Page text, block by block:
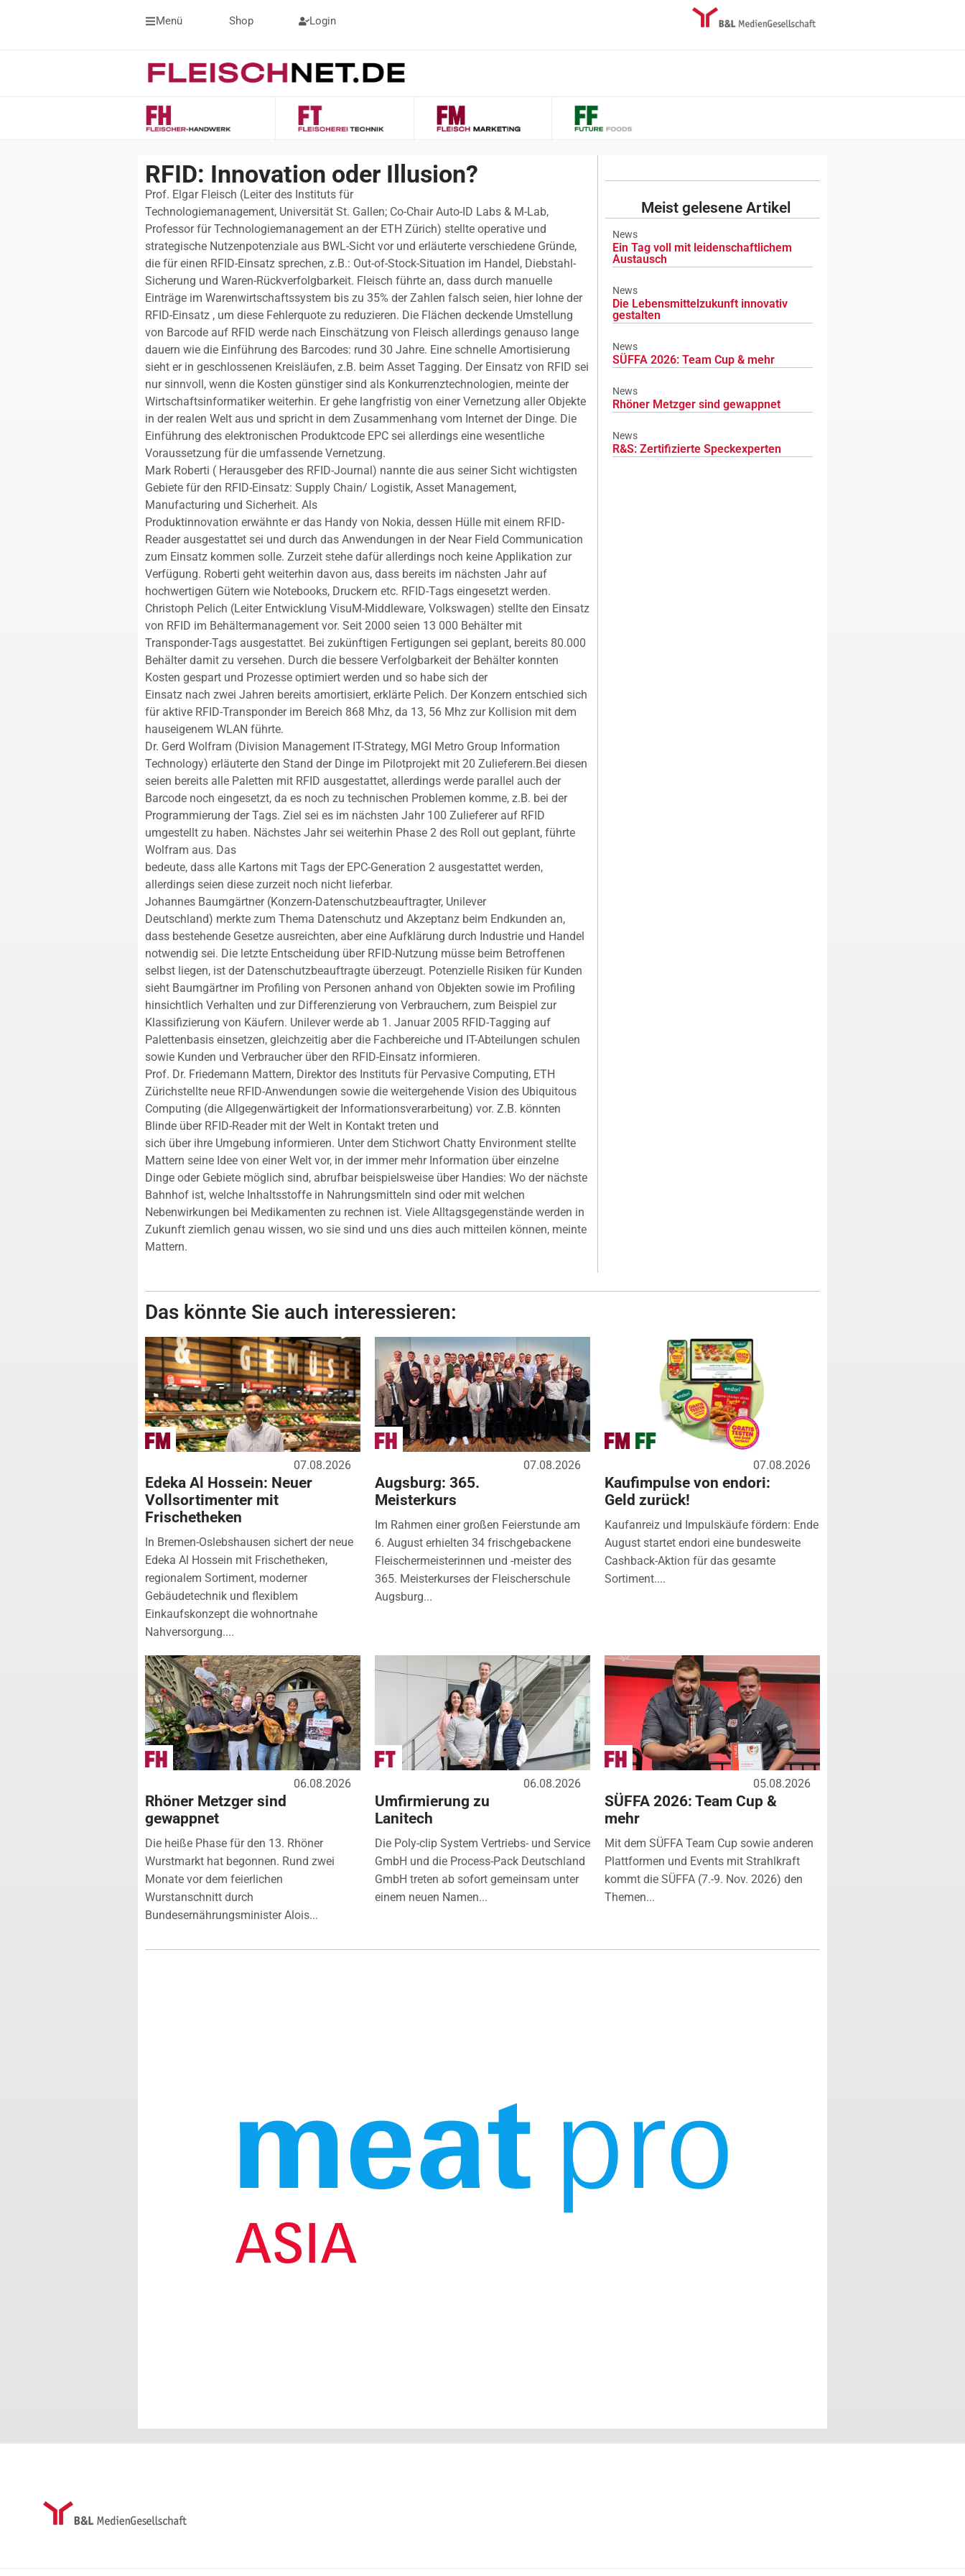
Menü Shop Login
RFID: Innovation oder Illusion?
Prof. Elgar Fleisch (Leiter des Instituts für
Technologiemanagement, Universität St. Gallen; Co-Chair Auto-ID Labs & M-Lab,
Professor für Technologiemanagement an der ETH Zürich) stellte operative und
strategische Nutzenpotenziale aus BWL-Sicht vor und erläuterte verschiedene Gründe,
die für einen RFID-Einsatz sprechen, z.B.: Out-of-Stock-Situation im Handel, Diebstahl-
Sicherung und Waren-Rückverfolgbarkeit. Fleisch führte an, dass durch manuelle
Einträge im Warenwirtschaftssystem bis zu 35% der Zahlen falsch seien, hier lohne der
RFID-Einsatz , um diese Fehlerquote zu reduzieren. Die Flächen deckende Umstellung
von Barcode auf RFID werde nach Einschätzung von Fleisch allerdings genauso lange
dauern wie die Einführung des Barcodes: rund 30 Jahre. Eine schnelle Amortisierung
sieht er in geschlossenen Kreisläufen, z.B. beim Asset Tagging. Der Einsatz von RFID sei
nur sinnvoll, wenn die Kosten günstiger sind als Konkurrenztechnologien, meinte der
Wirtschaftsinformatiker weiterhin. Er gehe langfristig von einer Vernetzung aller Objekte
in der realen Welt aus und spricht in dem Zusammenhang vom Internet der Dinge. Die
Einführung des elektronischen Produktcode EPC sei allerdings eine wesentliche
Voraussetzung für die umfassende Vernetzung.
Mark Roberti ( Herausgeber des RFID-Journal) nannte die aus seiner Sicht wichtigsten
Gebiete für den RFID-Einsatz: Supply Chain/ Logistik, Asset Management,
Manufacturing und Sicherheit. Als
Produktinnovation erwähnte er das Handy von Nokia, dessen Hülle mit einem RFID-
Reader ausgestattet sei und durch das Anwendungen in der Near Field Communication
zum Einsatz kommen solle. Zurzeit stehe dafür allerdings noch keine Applikation zur
Verfügung. Roberti geht weiterhin davon aus, dass bereits im nächsten Jahr auf
hochwertigen Gütern wie Notebooks, Druckern etc. RFID-Tags eingesetzt werden.
Christoph Pelich (Leiter Entwicklung VisuM-Middleware, Volkswagen) stellte den Einsatz
von RFID im Behältermanagement vor. Seit 2000 seien 13 000 Behälter mit
Transponder-Tags ausgestattet. Bei zukünftigen Fertigungen sei geplant, bereits 80.000
Behälter damit zu versehen. Durch die bessere Verfolgbarkeit der Behälter konnten
Kosten gespart und Prozesse optimiert werden und so habe sich der
Einsatz nach zwei Jahren bereits amortisiert, erklärte Pelich. Der Konzern entschied sich
für aktive RFID-Transponder im Bereich 868 Mhz, da 13, 56 Mhz zur Kollision mit dem
hauseigenem WLAN führte.
Dr. Gerd Wolfram (Division Management IT-Strategy, MGI Metro Group Information
Technology) erläuterte den Stand der Dinge im Pilotprojekt mit 20 Zulieferern.Bei diesen
seien bereits alle Paletten mit RFID ausgestattet, allerdings werde parallel auch der
Barcode noch eingesetzt, da es noch zu technischen Problemen komme, z.B. bei der
Programmierung der Tags. Ziel sei es im nächsten Jahr 100 Zulieferer auf RFID
umgestellt zu haben. Nächstes Jahr sei weiterhin Phase 2 des Roll out geplant, führte
Wolfram aus. Das
bedeute, dass alle Kartons mit Tags der EPC-Generation 2 ausgestattet werden,
allerdings seien diese zurzeit noch nicht lieferbar.
Johannes Baumgärtner (Konzern-Datenschutzbeauftragter, Unilever
Deutschland) merkte zum Thema Datenschutz und Akzeptanz beim Endkunden an,
dass bestehende Gesetze ausreichten, aber eine Aufklärung durch Industrie und Handel
notwendig sei. Die letzte Entscheidung über RFID-Nutzung müsse beim Betroffenen
selbst liegen, ist der Datenschutzbeauftragte überzeugt. Potenzielle Risiken für Kunden
sieht Baumgärtner im Profiling von Personen anhand von Objekten sowie im Profiling
hinsichtlich Verhalten und zur Differenzierung von Verbrauchern, zum Beispiel zur
Klassifizierung von Käufern. Unilever werde ab 1. Januar 2005 RFID-Tagging auf
Palettenbasis einsetzen, gleichzeitig aber die Fachbereiche und IT-Abteilungen schulen
sowie Kunden und Verbraucher über den RFID-Einsatz informieren.
Prof. Dr. Friedemann Mattern, Direktor des Instituts für Pervasive Computing, ETH
Zürichstellte neue RFID-Anwendungen sowie die weitergehende Vision des Ubiquitous
Computing (die Allgegenwärtigkeit der Informationsverarbeitung) vor. Z.B. könnten
Blinde über RFID-Reader mit der Welt in Kontakt treten und
sich über ihre Umgebung informieren. Unter dem Stichwort Chatty Environment stellte
Mattern seine Idee von einer Welt vor, in der immer mehr Information über einzelne
Dinge oder Gebiete möglich sind, abrufbar beispielsweise über Handies: Wo der nächste
Bahnhof ist, welche Inhaltsstoffe in Nahrungsmitteln sind oder mit welchen
Nebenwirkungen bei Medikamenten zu rechnen ist. Viele Alltagsgegenstände werden in
Zukunft ziemlich genau wissen, wo sie sind und uns dies auch mitteilen können, meinte
Mattern.
Meist gelesene Artikel
News
Ein Tag voll mit leidenschaftlichem
Austausch
News
Die Lebensmittelzukunft innovativ
gestalten
News
SÜFFA 2026: Team Cup & mehr
News
Rhöner Metzger sind gewappnet
News
R&S: Zertifizierte Speckexperten
Das könnte Sie auch interessieren:
07.08.2026
Edeka Al Hossein: Neuer
Vollsortimenter mit
Frischetheken
In Bremen-Oslebshausen sichert der neue
Edeka Al Hossein mit Frischetheken,
regionalem Sortiment, moderner
Gebäudetechnik und flexiblem
Einkaufskonzept die wohnortnahe
Nahversorgung....
07.08.2026
Augsburg: 365.
Meisterkurs
Im Rahmen einer großen Feierstunde am
6. August erhielten 34 frischgebackene
Fleischermeisterinnen und -meister des
365. Meisterkurses der Fleischerschule
Augsburg...
07.08.2026
Kaufimpulse von endori:
Geld zurück!
Kaufanreiz und Impulskäufe fördern: Ende
August startet endori eine bundesweite
Cashback-Aktion für das gesamte
Sortiment....
06.08.2026
Rhöner Metzger sind
gewappnet
Die heiße Phase für den 13. Rhöner
Wurstmarkt hat begonnen. Rund zwei
Monate vor dem feierlichen
Wurstanschnitt durch
Bundesernährungsminister Alois...
06.08.2026
Umfirmierung zu
Lanitech
Die Poly-clip System Vertriebs- und Service
GmbH und die Process-Pack Deutschland
GmbH treten ab sofort gemeinsam unter
einem neuen Namen...
05.08.2026
SÜFFA 2026: Team Cup &
mehr
Mit dem SÜFFA Team Cup sowie anderen
Plattformen und Events mit Strahlkraft
kommt die SÜFFA (7.-9. Nov. 2026) den
Themen...